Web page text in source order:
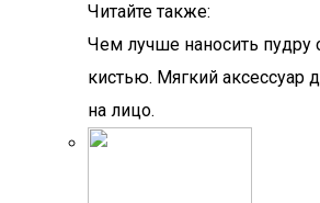
Читайте также:
Чем лучше наносить
кистью. Мягкий аксессуар
на лицо.